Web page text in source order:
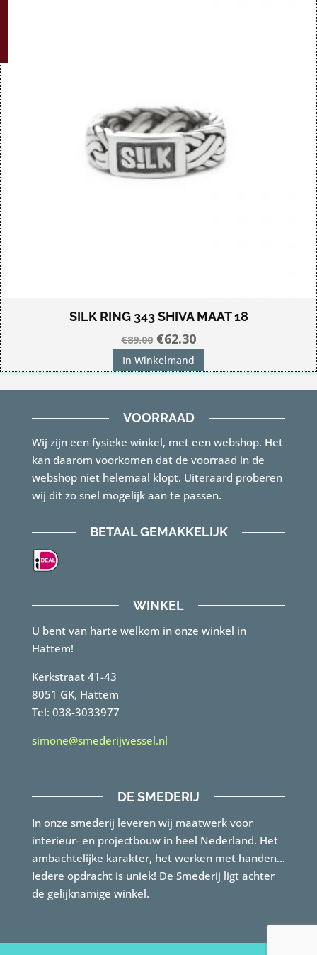
SILK RING 343 SHIVA MAAT 18
€89.00 Oorspronkelijke
prijs
was:
€89.00.
€62.30Huidige
is:
€62.30.
In Winkelmand
VOORRAAD
Wij zijn een fysieke winkel, met een webshop. Het
kan daarom voorkomen dat de voorraad in de
webshop niet helemaal klopt. Uiteraard proberen
wij dit zo snel mogelijk aan te passen.
BETAAL GEMAKKELIJK
WINKEL
U bent van harte welkom in onze winkel in
Hattem!
Kerkstraat 41-43
8051 GK, Hattem
Tel: 038-3033977
simone@smederijwessel.nl
DE SMEDERIJ
In onze smederij leveren wij maatwerk voor
interieur- en projectbouw in heel Nederland. Het
ambachtelijke karakter, het werken met handen…
Iedere opdracht is uniek! De Smederij ligt achter
de gelijknamige winkel.